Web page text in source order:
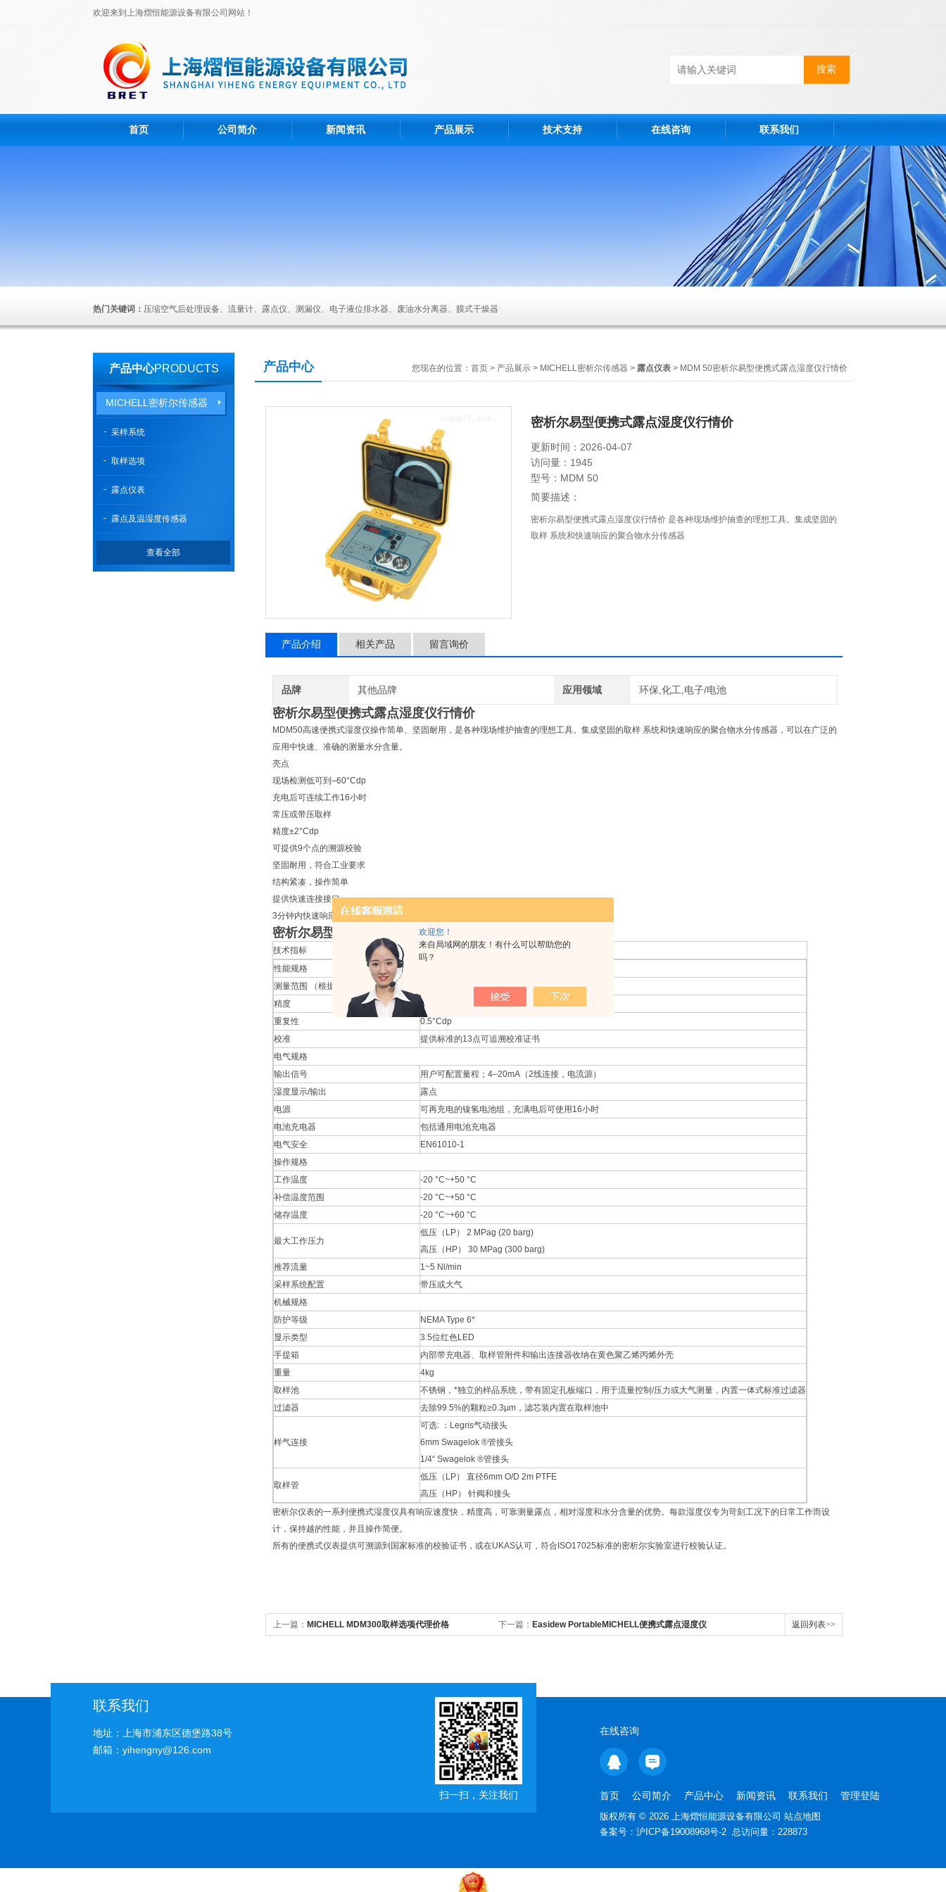
欢迎您！
来自局域网的朋友！有什么可以帮助您的
吗？
欢迎来到上海熠恒能源设备有限公司网站！
首页 公司简介 新闻资讯 产品展示 技术支持 在线咨询 联系我们
热门关键词： 压缩空气后处理设备、流量计、露点仪、测漏仪、电子液位排水器、废油水分离器、膜式干燥器
产品中心PRODUCTS
MICHELL密析尔传感器
采样系统
取样选项
露点仪表
露点及温湿度传感器
查看全部
产品中心 您现在的位置： 首页 > 产品展示 > MICHELL密析尔传感器 > 露点仪表 > MDM 50密析尔易型便携式露点湿度仪行情价
密析尔易型便携式露点湿度仪行情价
更新时间：2026-04-07
访问量：1945
型号：MDM 50
简要描述：
密析尔易型便携式露点湿度仪行情价 是各种现场维护抽查的理想工具。集成坚固的
取样 系统和快速响应的聚合物水分传感器
产品介绍 相关产品 留言询价
品牌 其他品牌 应用领域 环保,化工,电子/电池
密析尔易型便携式露点湿度仪行情价
MDM50高速便携式湿度仪操作简单、坚固耐用，是各种现场维护抽查的理想工具。集成坚固的取样 系统和快速响应的聚合物水分传感器，可以在广泛的
应用中快速、准确的测量水分含量。
亮点
现场检测低可到–60°Cdp
充电后可连续工作16小时
常压或带压取样
精度±2°Cdp
可提供9个点的溯源校验
坚固耐用，符合工业要求
结构紧凑，操作简单
提供快速连接接口
3分钟内快速响应到-60°Cdp
密析尔易型便携式露点湿度仪行情价
技术指标
性能规格
测量范围 （根据要求提供非标准范围）
精度
±2°Cdp
重复性
0.5°Cdp
校准
提供标准的13点可追溯校准证书
电气规格
输出信号
用户可配置量程；4–20mA（2线连接，电流源）
湿度显示/输出
露点
电源
可再充电的镍氢电池组，充满电后可使用16小时
电池充电器
包括通用电池充电器
电气安全
EN61010-1
操作规格
工作温度
-20 °C~+50 °C
补偿温度范围
-20 °C~+50 °C
储存温度
-20 °C~+60 °C
最大工作压力
低压（LP） 2 MPag (20 barg)
高压（HP） 30 MPag (300 barg)
推荐流量
1~5 Nl/min
采样系统配置
带压或大气
机械规格
防护等级
NEMA Type 6*
显示类型
3.5位红色LED
手提箱
内部带充电器、取样管附件和输出连接器收纳在黄色聚乙烯丙烯外壳
重量
4kg
取样池
不锈钢，*独立的样品系统，带有固定孔板端口，用于流量控制/压力或大气测量，内置一体式标准过滤器
过滤器
去除99.5%的颗粒≥0.3μm，滤芯装内置在取样池中
样气连接
可选: ：Legris气动接头
6mm Swagelok ®管接头
1/4“ Swagelok ®管接头
取样管
低压（LP） 直径6mm O/D 2m PTFE
高压（HP） 针阀和接头
密析尔仪表的一系列便携式湿度仪具有响应速度快，精度高，可靠测量露点，相对湿度和水分含量的优势。每款湿度仪专为苛刻工况下的日常工作而设
计，保持越的性能，并且操作简便。
所有的便携式仪表提供可溯源到国家标准的校验证书，或在UKAS认可，符合ISO17025标准的密析尔实验室进行校验认证。
上一篇： MICHELL MDM300取样选项代理价格 下一篇： Easidew PortableMICHELL便携式露点湿度仪 返回列表>>
联系我们
地址：上海市浦东区德堡路38号
邮箱：yihengny@126.com
扫一扫，关注我们
在线咨询
首页 公司简介 产品中心 新闻资讯 联系我们 管理登陆
版权所有 © 2026 上海熠恒能源设备有限公司 站点地图
备案号： 沪ICP备19008968号-2 总访问量：228873